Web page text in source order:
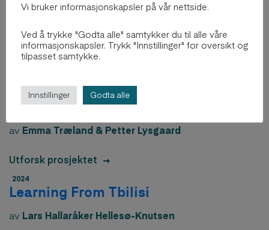
Performative approach to Urban
avPerformative Approach to Urban Spaces
The Urban Institute
av Emma Træland & Petter Lysgaard
Utforsk prosjektet
2024
Learning From Tbilisi
av Lars Hallaråker Hellesø-Knutsen
Vi bruker informasjonskapsler på vår nettside.
Ved å trykke "Godta alle" samtykker du til alle våre
informasjonskapsler. Trykk "Innstillinger" for oversikt og
tilpasset samtykke.
Innstillinger Godta alle